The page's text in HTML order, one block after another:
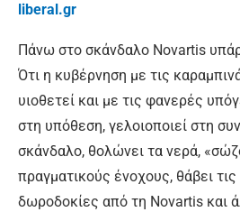
liberal.gr
Πάνω στο σκάνδαλο Novartis
Ότι η κυβέρνηση με τις
υιοθετεί και με τις φανερές
στη υπόθεση, γελοιοποιεί στη
σκάνδαλο, θολώνει τα νερά,
πραγματικούς ένοχους, θάβει
δωροδοκίες από τη Novartis και